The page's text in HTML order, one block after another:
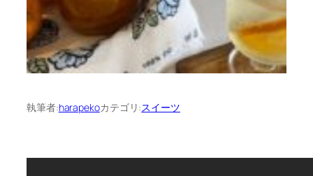
執筆者:harapekoカテゴリ:スイーツ